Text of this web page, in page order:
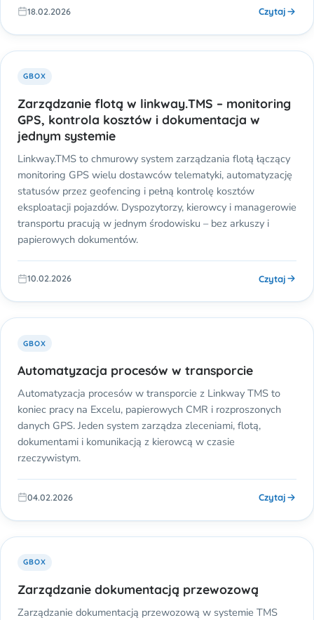
18.02.2026 Czytaj
GBOX
Zarządzanie flotą w linkway.TMS – monitoring
GPS, kontrola kosztów i dokumentacja w
jednym systemie
Linkway.TMS to chmurowy system zarządzania flotą łączący
monitoring GPS wielu dostawców telematyki, automatyzację
statusów przez geofencing i pełną kontrolę kosztów
eksploatacji pojazdów. Dyspozytorzy, kierowcy i managerowie
transportu pracują w jednym środowisku – bez arkuszy i
papierowych dokumentów.
10.02.2026 Czytaj
GBOX
Automatyzacja procesów w transporcie
Automatyzacja procesów w transporcie z Linkway TMS to
koniec pracy na Excelu, papierowych CMR i rozproszonych
danych GPS. Jeden system zarządza zleceniami, flotą,
dokumentami i komunikacją z kierowcą w czasie
rzeczywistym.
04.02.2026 Czytaj
GBOX
Zarządzanie dokumentacją przewozową
Zarządzanie dokumentacją przewozową w systemie TMS